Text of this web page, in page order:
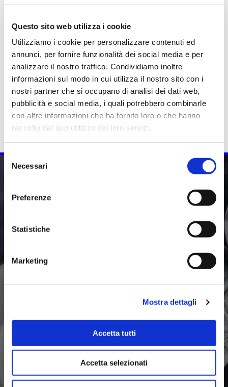
Questo sito web utilizza i cookie
Utilizziamo i cookie per personalizzare contenuti ed
annunci, per fornire funzionalità dei social media e per
analizzare il nostro traffico. Condividiamo inoltre
informazioni sul modo in cui utilizza il nostro sito con i
nostri partner che si occupano di analisi dei dati web,
pubblicità e social media, i quali potrebbero combinarle
con altre informazioni che ha fornito loro o che hanno
raccolto dal suo utilizzo dei loro servizi.
Selezione
delNecessari
Preferenze
Statistiche
Marketing
Mostra dettagli
Accetta tutti
Accetta selezionati
Gallery prodotto
Per qualsiasi informazione non esitare a contattarmi!
Telefono
Chiama ora